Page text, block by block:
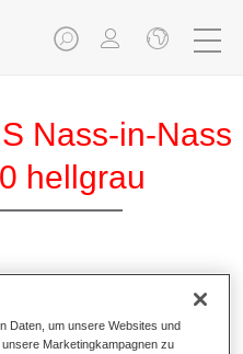
Nass-in-Nass
hellgrau
Daten, um unsere Websites und
Marketingkampagnen zu